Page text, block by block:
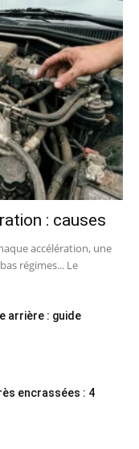
: causes
accélération, une
régimes... Le
arrière : guide
encrassées : 4